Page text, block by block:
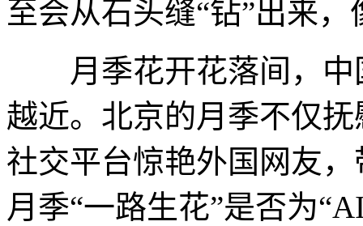
至会从石头缝“钻”出来
月季花开花落间，中
越近。北京的月季不仅
社交平台惊艳外国网友
月季“一路生花”是否为